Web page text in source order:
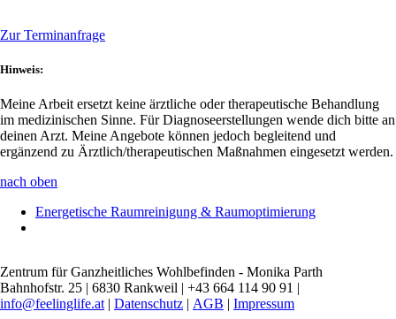
Zur Terminanfrage
Hinweis:
Meine Arbeit ersetzt keine ärztliche oder therapeutische Behandlung
im medizinischen Sinne. Für Diagnoseerstellungen wende dich bitte an
deinen Arzt. Meine Angebote können jedoch begleitend und
ergänzend zu Ärztlich/therapeutischen Maßnahmen eingesetzt werden.
nach oben
Energetische Raumreinigung & Raumoptimierung
Zentrum für Ganzheitliches Wohlbefinden - Monika Parth
Bahnhofstr. 25 | 6830 Rankweil | +43 664 114 90 91 |
info@feelinglife.at | Datenschutz | AGB | Impressum